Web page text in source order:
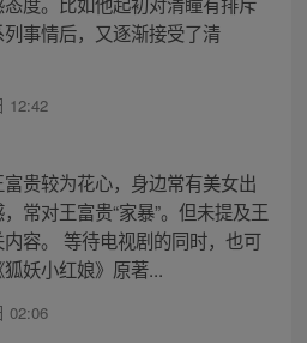
事情后，又逐渐接受了清
12:42
贵较为花心，身边常有美女出
常对王富贵“家暴”。但未提及王
容。 等待电视剧的同时，也可
妖小红娘》原著...
02:06